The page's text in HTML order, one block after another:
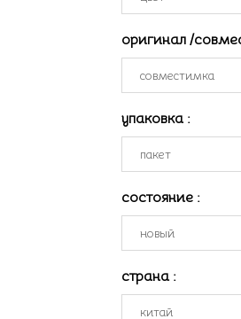
оригинал /
упаковка :
состояние :
страна :